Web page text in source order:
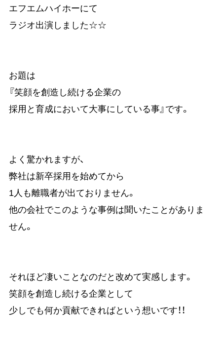
エフエムハイホーにて
ラジオ出演しました☆☆
お題は
『笑顔を創造し続ける企業の
採用と育成において大事にしている事』です。
よく驚かれますが、
弊社は新卒採用を始めてから
1人も離職者が出ておりません。
他の会社でこのような事例は聞いたことがありま
せん。
それほど凄いことなのだと改めて実感します。
笑顔を創造し続ける企業として
少しでも何か貢献できればという想いです！！